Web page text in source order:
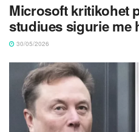
Microsoft kritikohet
studiues sigurie me
30/05/2026